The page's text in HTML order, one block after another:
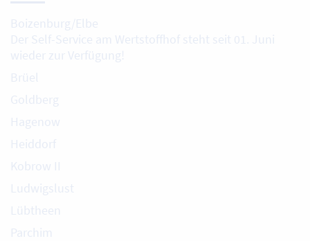
Boizenburg/Elbe
Der Self-Service am Wertstoffhof steht seit 01. Juni
wieder zur Verfügung!
Brüel
Goldberg
Hagenow
Heiddorf
Kobrow II
Ludwigslust
Lübtheen
Parchim